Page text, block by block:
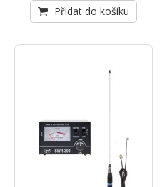
Přidat do košíku